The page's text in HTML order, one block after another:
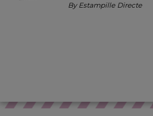
By Estampille Directe
TAMPONS POUR LES